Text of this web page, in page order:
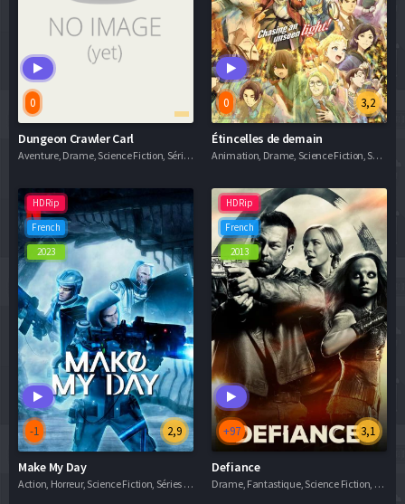
0
Dungeon Crawler Carl
Aventure, Drame, Science Fiction, Séries VF
3,2
0
Étincelles de demain
Animation, Drame, Science Fiction, Séries VF
HDRip
French
2023
2,9
-1
Make My Day
Action, Horreur, Science Fiction, Séries VF
HDRip
French
2013
3,1
+97
Defiance
Drame, Fantastique, Science Fiction, Séries VF